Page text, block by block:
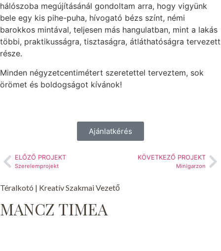
hálószoba megújításánál gondoltam arra, hogy vigyünk
bele egy kis pihe-puha, hívogató bézs színt, némi
barokkos mintával, teljesen más hangulatban, mint a lakás
többi, praktikusságra, tisztaságra, átláthatóságra tervezett
része.
Minden négyzetcentimétert szeretettel terveztem, sok
örömet és boldogságot kívánok!
Ajánlatkérés
ELŐZŐ PROJEKT
Szerelemprojekt
KÖVETKEZŐ PROJEKT
Minigarzon
Téralkotó | Kreatív Szakmai Vezető
MANCZ TIMEA